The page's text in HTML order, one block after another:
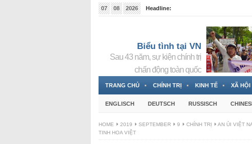
07 08 2026
Headline:
Biểu tình tại VN
Sau 43 năm, sự kiện chính trị
chấn động toàn quốc
TRANG CHỦ CHÍNH TRỊ KINH TẾ XÃ HỘI
ENGLISCH DEUTSCH RUSSISCH
HOME 2019 SEPTEMBER 9 CHÍNH TRỊ
AN ỦI VIỆT
TINH HOA VIỆT